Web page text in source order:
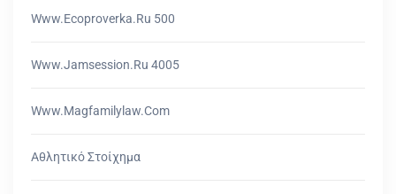
Www.ecoproverka.ru 500
Www.jamsession.ru 4005
Www.magfamilylaw.com
Αθλητικό Στοίχημα